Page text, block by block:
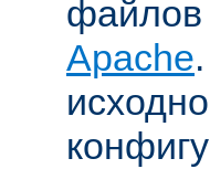
файлов
Apache